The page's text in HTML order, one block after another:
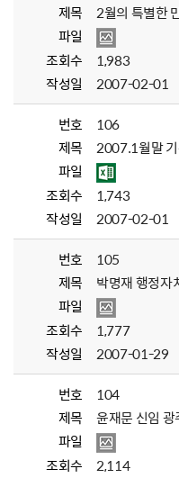
제목
2월의 특별한
파일
조회수
1,983
작성일
2007-02-01
번호
106
제목
2007.1월말
파일
조회수
1,743
작성일
2007-02-01
번호
105
제목
박명재 행정자
파일
조회수
1,777
작성일
2007-01-29
번호
104
제목
윤재문 신임
파일
조회수
2,114